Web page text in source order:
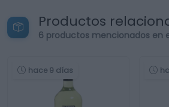
Productos
6 productos mencionados en
hace 9 días